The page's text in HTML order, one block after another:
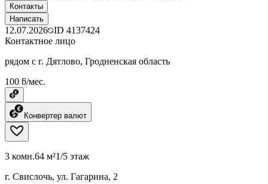
Контакты
Написать
12.07.2026 ID 4137424
Контактное лицо
рядом с г. Дятлово, Гродненская область
100 ƃ/мес.
Конвертер валют
3 комн.64 м²1/5 этаж
г. Свислочь, ул. Гагарина, 2